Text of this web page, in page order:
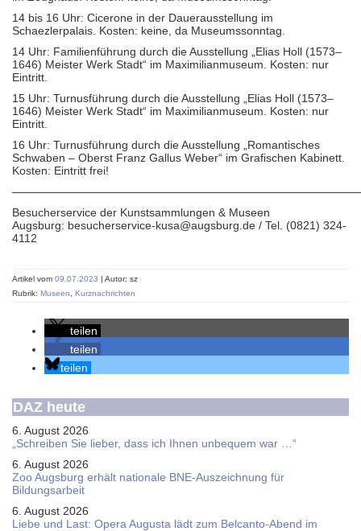
14 bis 16 Uhr: Cicerone in der Dauerausstellung im
Schaezlerpalais. Kosten: keine, da Museumssonntag.
14 Uhr: Familienführung durch die Ausstellung „Elias Holl (1573–
1646) Meister Werk Stadt“ im Maximilianmuseum. Kosten: nur
Eintritt.
15 Uhr: Turnusführung durch die Ausstellung „Elias Holl (1573–
1646) Meister Werk Stadt“ im Maximilianmuseum. Kosten: nur
Eintritt.
16 Uhr: Turnusführung durch die Ausstellung „Romantisches
Schwaben – Oberst Franz Gallus Weber“ im Grafischen Kabinett.
Kosten: Eintritt frei!
Besucherservice der Kunstsammlungen & Museen
Augsburg: besucherservice-kusa@augsburg.de / Tel. (0821) 324-
4112
Artikel vom 09.07.2023 | Autor: sz
Rubrik: Museen Kurznachrichten
teilen
teilen
teilen
DAZ heute
6. August 2026
„Schreiben Sie lieber, dass ich Ihnen unbequem war …“
6. August 2026
Zoo Augsburg erhält nationale BNE-Auszeichnung für
Bildungsarbeit
6. August 2026
Liebe und Last: Opera Augusta lädt zum Belcanto-Abend im